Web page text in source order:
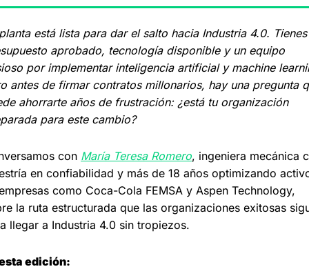
está lista para dar el salto hacia Industria 4.0. Tienes
aprobado, tecnología disponible y un equipo
por implementar inteligencia artificial y machine
antes de firmar contratos millonarios, hay una pregunta
ahorrarte años de frustración: ¿está tu organización
para este cambio?
con María Teresa Romero, ingeniera mecánica
en confiabilidad y más de 18 años optimizando
como Coca-Cola FEMSA y Aspen Technology,
la ruta estructurada que las organizaciones exitosas
llegar a Industria 4.0 sin tropiezos.
edición: